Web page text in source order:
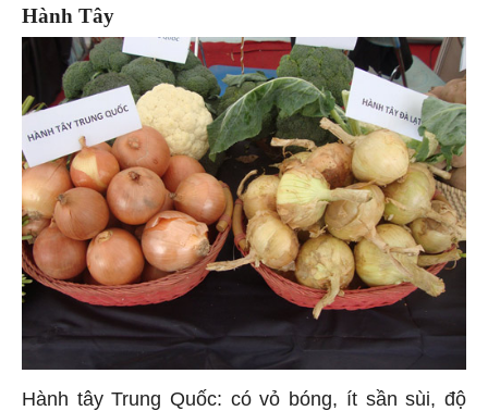
Hành Tây
Hành tây Trung Quốc: có vỏ bóng, ít sần sùi, độ